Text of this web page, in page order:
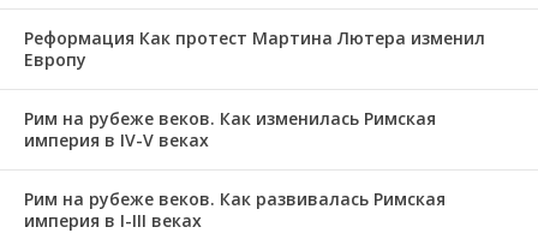
Реформация Как протест Мартина Лютера изменил
Европу
Рим на рубеже веков. Как изменилась Римская
империя в IV-V веках
Рим на рубеже веков. Как развивалась Римская
империя в І-ІІІ веках